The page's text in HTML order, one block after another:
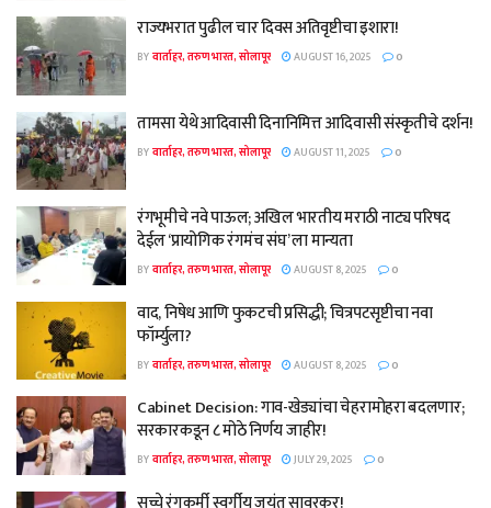
राज्यभरात पुढील चार दिवस अतिवृष्टीचा इशारा!
BYवार्ताहर, तरुण भारत, सोलापूर AUGUST 16, 2025 0
तामसा येथे आदिवासी दिनानिमित्त आदिवासी संस्कृतीचे दर्शन!
BYवार्ताहर, तरुण भारत, सोलापूर AUGUST 11, 2025 0
रंगभूमीचे नवे पाऊल; अखिल भारतीय मराठी नाट्य परिषद
देईल ‘प्रायोगिक रंगमंच संघ’ ला मान्यता
BYवार्ताहर, तरुण भारत, सोलापूर AUGUST 8, 2025 0
वाद, निषेध आणि फुकटची प्रसिद्धी; चित्रपटसृष्टीचा नवा
फॉर्म्युला?
BYवार्ताहर, तरुण भारत, सोलापूर AUGUST 8, 2025 0
Cabinet Decision: गाव-खेड्यांचा चेहरामोहरा बदलणार;
सरकारकडून ८ मोठे निर्णय जाहीर!
BYवार्ताहर, तरुण भारत, सोलापूर JULY 29, 2025 0